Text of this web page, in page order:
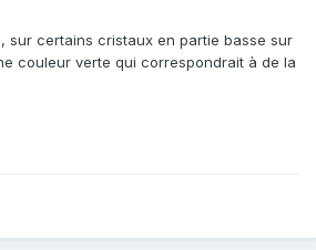
sur certains cristaux en partie basse sur
couleur verte qui correspondrait à de la